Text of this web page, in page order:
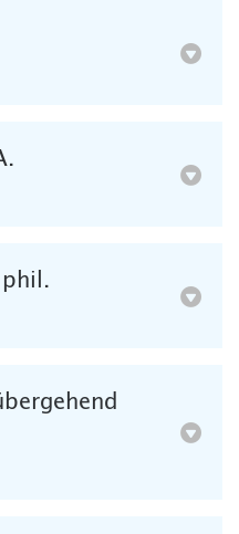
phil.